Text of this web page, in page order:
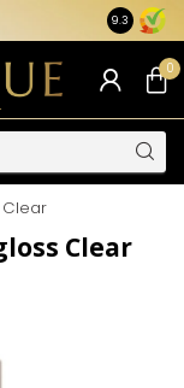
9.3
0
Clear
Clear